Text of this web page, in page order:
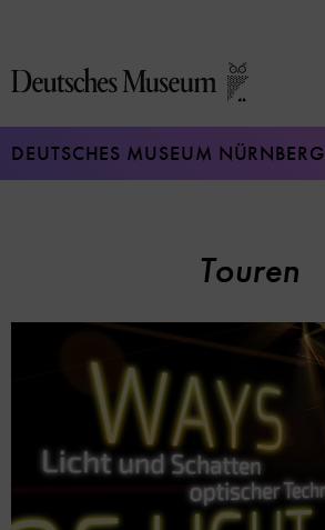
Seiteninhalt
springen
DEUTSCHES MUSEUM NÜRNBERG
Touren